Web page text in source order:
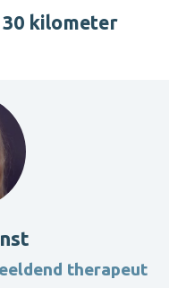
kilometer
therapeut